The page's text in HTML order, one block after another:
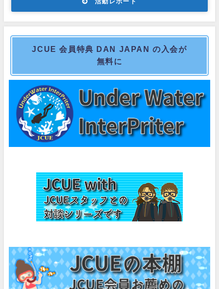
活動レポート
JCUE 会員特典 DAN JAPAN の入会が
無料に